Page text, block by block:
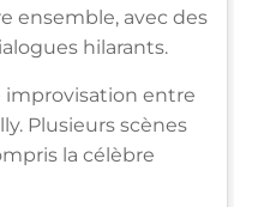
ensemble, avec des
hilarants.
improvisation entre
Plusieurs scènes
la célèbre